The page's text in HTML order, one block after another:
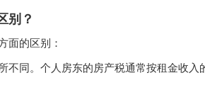
别？
面的区别：
不同。个人房东的房产税通常按租金收入